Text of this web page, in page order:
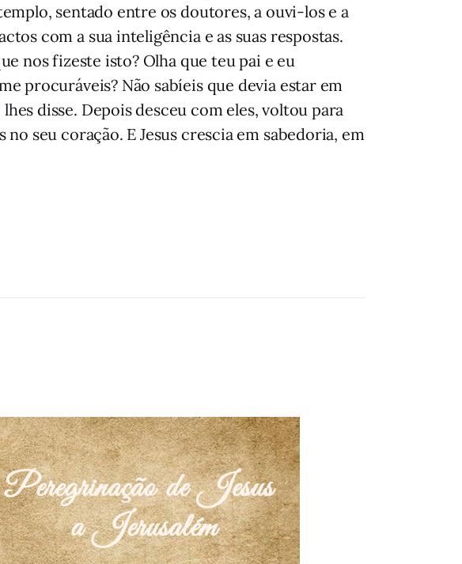
sentado entre os doutores, a ouvi-los e a
com a sua inteligência e as suas respostas.
nos fizeste isto? Olha que teu pai e eu
procuráveis? Não sabíeis que devia estar em
disse. Depois desceu com eles, voltou para
seu coração. E Jesus crescia em sabedoria, em